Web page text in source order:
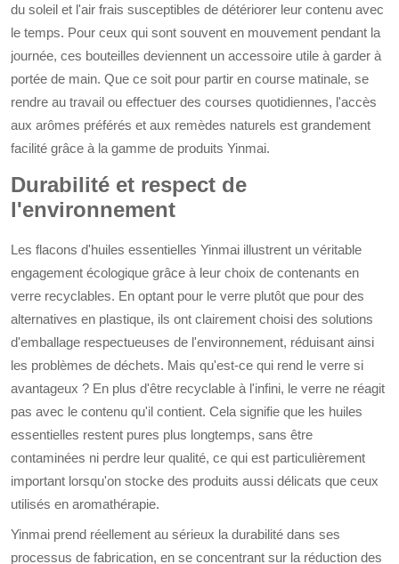
du soleil et l'air frais susceptibles de détériorer leur contenu avec
le temps. Pour ceux qui sont souvent en mouvement pendant la
journée, ces bouteilles deviennent un accessoire utile à garder à
portée de main. Que ce soit pour partir en course matinale, se
rendre au travail ou effectuer des courses quotidiennes, l'accès
aux arômes préférés et aux remèdes naturels est grandement
facilité grâce à la gamme de produits Yinmai.
Durabilité et respect de
l'environnement
Les flacons d'huiles essentielles Yinmai illustrent un véritable
engagement écologique grâce à leur choix de contenants en
verre recyclables. En optant pour le verre plutôt que pour des
alternatives en plastique, ils ont clairement choisi des solutions
d'emballage respectueuses de l'environnement, réduisant ainsi
les problèmes de déchets. Mais qu'est-ce qui rend le verre si
avantageux ? En plus d'être recyclable à l'infini, le verre ne réagit
pas avec le contenu qu'il contient. Cela signifie que les huiles
essentielles restent pures plus longtemps, sans être
contaminées ni perdre leur qualité, ce qui est particulièrement
important lorsqu'on stocke des produits aussi délicats que ceux
utilisés en aromathérapie.
Yinmai prend réellement au sérieux la durabilité dans ses
processus de fabrication, en se concentrant sur la réduction des